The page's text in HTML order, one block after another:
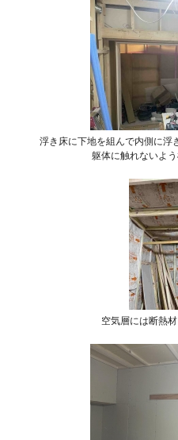
浮き床に下地を組んで内側に浮
躯体に触れないよう
空気層には断熱